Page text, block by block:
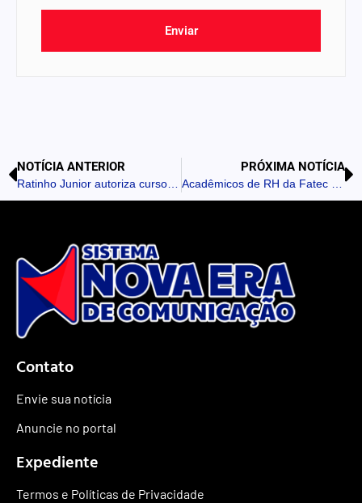
Enviar
NOTÍCIA ANTERIOR
Ratinho Junior autoriza curso de Medicina na Unespar, demanda histórica da região de Apucarana
PRÓXIMA NOTÍCIA
Acadêmicos de RH da Fatec Ivaiporã simulam entrevistas de emprego com alunos do Colégio Barbosa Ferraz
Contato
Envie sua notícia
Anuncie no portal
Expediente
Termos e Políticas de Privacidade